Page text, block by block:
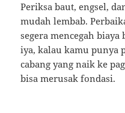
Periksa baut, engsel,
mudah lembab.
segera mencegah
iya, kalau kamu punya
cabang yang naik ke
bisa merusak fondasi.